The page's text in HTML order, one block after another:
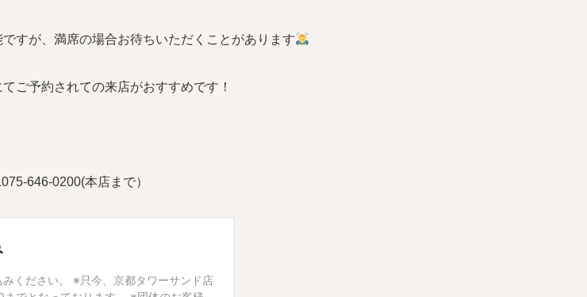
すが、満席の場合お待ちいただくことがあります
ご予約されての来店がおすすめです！
646-0200(本店まで）